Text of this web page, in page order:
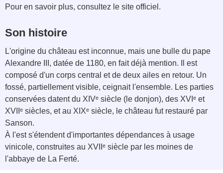
Pour en savoir plus, consultez le site officiel.
Son histoire
L'origine du château est inconnue, mais une bulle du pape
Alexandre III, datée de 1180, en fait déjà mention. Il est
composé d'un corps central et de deux ailes en retour. Un
fossé, partiellement visible, ceignait l'ensemble. Les parties
conservées datent du XIVᵉ siècle (le donjon), des XVIᵉ et
XVIIᵉ siècles, et au XIXᵉ siècle, le château fut restauré par
Sanson.
À l'est s'étendent d'importantes dépendances à usage
vinicole, construites au XVIIᵉ siècle par les moines de
l'abbaye de La Ferté.